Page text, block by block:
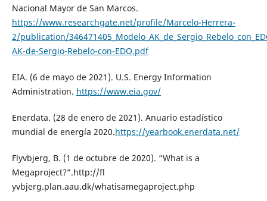
Nacional Mayor de San Marcos.
https://www.researchgate.net/profile/Marcelo-Herrera-
2/publication/
AK-de-Sergio-Rebelo-con-EDO.pdf
EIA. (6 de mayo de 2021). U.S. Energy Information
Administration. https://www.eia.gov/
Enerdata. (28 de enero de 2021). Anuario estadístico
mundial de energía 2020.https://yearbook.enerdata.net/
Flyvbjerg, B. (1 de octubre de 2020). “What is a
Megaproject?”.http://fl
yvbjerg.plan.aau.dk/whatisamegaproject.php